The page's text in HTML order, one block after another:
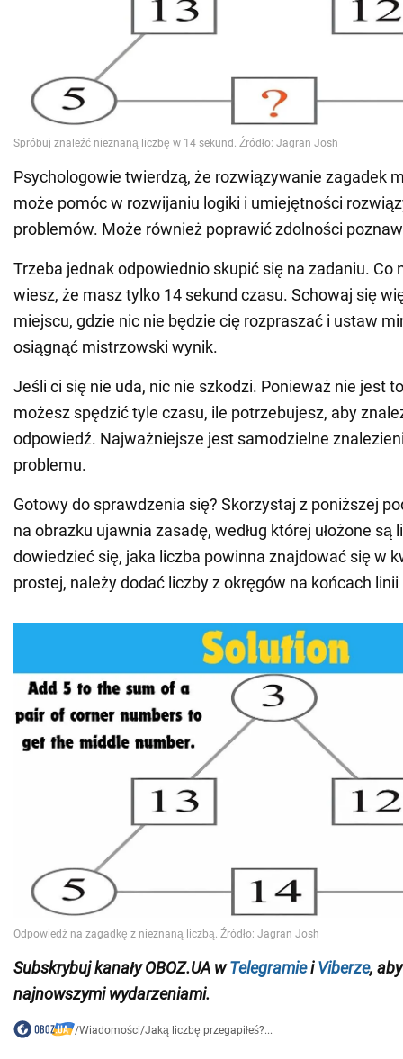
Psychologowie twierdzą, że rozwiązywanie zagadek
może pomóc w rozwijaniu logiki i umiejętności
problemów. Może również poprawić zdolności
Trzeba jednak odpowiednio skupić się na zadaniu. Co
wiesz, że masz tylko 14 sekund czasu. Schowaj się
miejscu, gdzie nic nie będzie cię rozpraszać i ustaw
osiągnąć mistrzowski wynik.
Jeśli ci się nie uda, nic nie szkodzi. Ponieważ nie jest
możesz spędzić tyle czasu, ile potrzebujesz, aby
odpowiedź. Najważniejsze jest samodzielne
problemu.
Gotowy do sprawdzenia się? Skorzystaj z poniższej
na obrazku ujawnia zasadę, według której ułożone są
dowiedzieć się, jaka liczba powinna znajdować się w
prostej, należy dodać liczby z okręgów na końcach
Subskrybuj kanały OBOZ.UA wTelegramieiViberze,
najnowszymi wydarzeniami.
/Wiadomości/Jaką liczbę przegapiłeś?...